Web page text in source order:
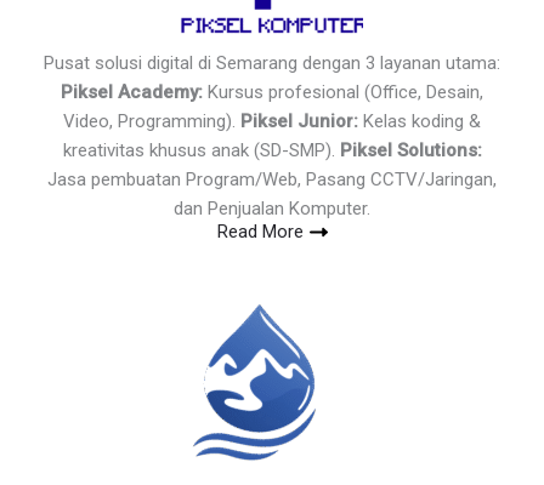
Pusat solusi digital di Semarang dengan 3 layanan utama:
Piksel Academy: Kursus profesional (Office, Desain,
Video, Programming). Piksel Junior: Kelas koding &
kreativitas khusus anak (SD-SMP). Piksel Solutions:
Jasa pembuatan Program/Web, Pasang CCTV/Jaringan,
dan Penjualan Komputer.
Read More